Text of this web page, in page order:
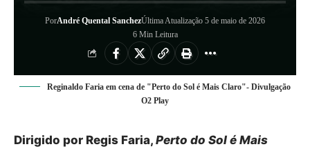
PorAndré Quental SanchezÚltima Atualização 5 de maio de 2026
6 Min Leitura
Reginaldo Faria em cena de "Perto do Sol é Mais Claro"- Divulgação
O2 Play
Dirigido por Regis Faria, Perto do Sol é Mais